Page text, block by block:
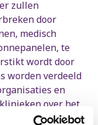
zullen
door
medisch
te
wordt door
worden verdeeld
en
over het